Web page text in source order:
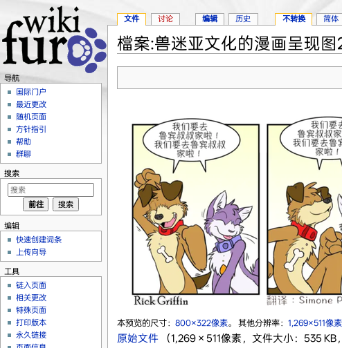
檔案:兽迷亚文化的漫画呈现图
本预览的尺寸： 800×322像素。 其他分辨率： 1,269×511像素
原始文件‎ （1,269 × 511像素，文件大小：535
文件 讨论 编辑 历史 不转换 简体
导航
国际门户
最近更改
随机页面
方针指引
帮助
群聊
搜索
编辑
快速创建词条
上传向导
工具
链入页面
相关更改
特殊页面
打印版本
永久链接